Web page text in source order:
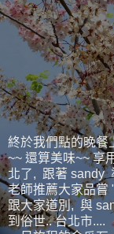
終於我們點的晚餐
~~ 還算美味~~ 享
北了, 跟著 sandy
老師推薦大家品嘗
跟大家道別, 與
到俗世.. 台北市....